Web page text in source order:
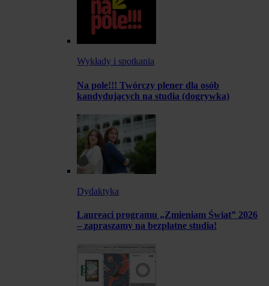
Wykłady i spotkania
Na pole!!! Twórczy plener dla osób
kandydujących na studia (dogrywka)
Dydaktyka
Laureaci programu „Zmieniam Świat” 2026
– zapraszamy na bezpłatne studia!